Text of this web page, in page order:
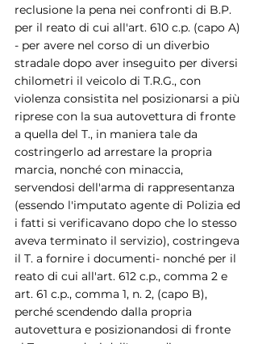
reclusione la pena nei confronti di B.P.
per il reato di cui all'art. 610 c.p. (capo A)
- per avere nel corso di un diverbio
stradale dopo aver inseguito per diversi
chilometri il veicolo di T.R.G., con
violenza consistita nel posizionarsi a più
riprese con la sua autovettura di fronte
a quella del T., in maniera tale da
costringerlo ad arrestare la propria
marcia, nonché con minaccia,
servendosi dell'arma di rappresentanza
(essendo l'imputato agente di Polizia ed
i fatti si verificavano dopo che lo stesso
aveva terminato il servizio), costringeva
il T. a fornire i documenti- nonché per il
reato di cui all'art. 612 c.p., comma 2 e
art. 61 c.p., comma 1, n. 2, (capo B),
perché scendendo dalla propria
autovettura e posizionandosi di fronte